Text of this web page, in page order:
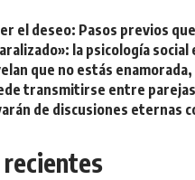
el deseo: Pasos previos
la psicología
que no estás
transmitirse entre
de discusiones eternas